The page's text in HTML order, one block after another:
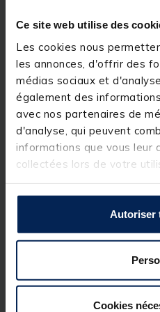
Ce site web utilise des
Les cookies nous
les annonces, d'offrir des
médias sociaux et
également des
avec nos partenaires de
d'analyse, qui peuvent
informations que vous leur
collectées lors de votre
Autoriser
Cookies